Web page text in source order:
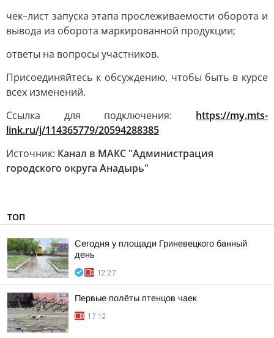
чек–лист запуска этапа прослеживаемости оборота и
вывода из оборота маркированной продукции;
ответы на вопросы участников.
Присоединяйтесь к обсуждению, чтобы быть в курсе
всех изменений.
Ссылка для подключения: https://my.mts-
link.ru/j/114365779/20594288385
Источник: Канал в МАКС "Администрация
городского округа Анадырь"
ТОП
Сегодня у площади Гриневецкого банный
день
12:27
Первые полёты птенцов чаек
17:12